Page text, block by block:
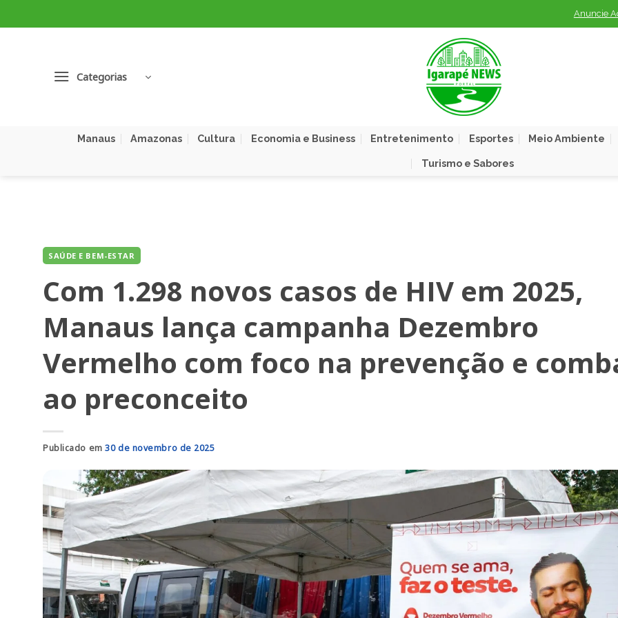
to
Anuncie
Categorias
Manaus Amazonas Cultura Economia e Business Entretenimento Esportes Meio Ambiente
Turismo e Sabores
SAÚDE E BEM-ESTAR
Com 1.298 novos casos de HIV em 2025,
Manaus lança campanha Dezembro
Vermelho com foco na prevenção e
ao preconceito
Publicado em30 de novembro de 2025